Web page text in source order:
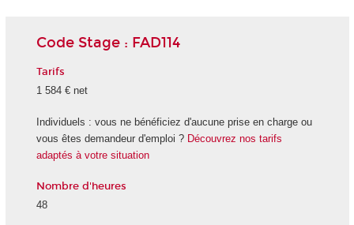
Code Stage : FAD114
Tarifs
1 584 € net
Individuels : vous ne bénéficiez d'aucune prise en charge ou
vous êtes demandeur d'emploi ? Découvrez nos tarifs
adaptés à votre situation
Nombre d'heures
48